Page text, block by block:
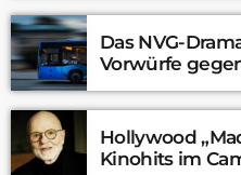
Das NVG-
Vorwürfe
Hollywood
Kinohits im